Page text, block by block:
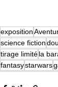
exposition
science fiction
tirage limitéla
fantasystarwars